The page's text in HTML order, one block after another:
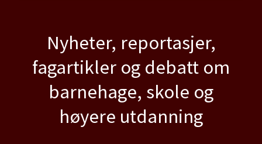
Nyheter, reportasjer,
fagartikler og debatt om
barnehage, skole og
høyere utdanning